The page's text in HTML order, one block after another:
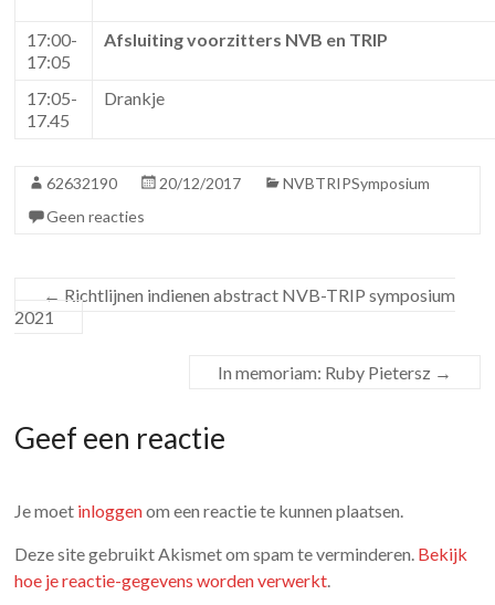
17:00-
17:05
Afsluiting voorzitters NVB en TRIP
17:05-
17.45
Drankje
62632190 20/12/2017
NVBTRIPSymposium
Geen reacties
← Richtlijnen indienen abstract NVB-TRIP symposium
2021
In memoriam: Ruby Pietersz →
Geef een reactie
Je moet inloggenom een reactie te kunnen plaatsen.
Deze site gebruikt Akismet om spam te verminderen. Bekijk
hoe je reactie-gegevens worden verwerkt.